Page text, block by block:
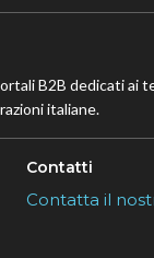
B2B dedicati ai
italiane.
Contatti
Contatta il